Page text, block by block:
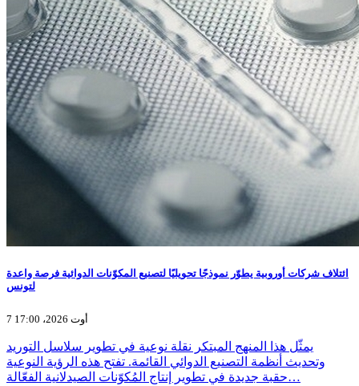
ائتلاف شركات أوروبية يطوّر نموذجًا تحويليًا لتصنيع المكوّنات الدوائية فرصة واعدة
لتونس
7 أوت 2026، 17:00
يمثّل هذا المنهج المبتكر نقلة نوعية في تطوير سلاسل التوريد
وتحديث أنظمة التصنيع الدوائي القائمة. تفتح هذه الرؤية النوعية
حقبة جديدة في تطوير إنتاج المُكوّنات الصيدلانية الفعّالة…